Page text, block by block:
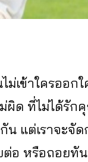
ไม่เข้าใครออ
ม่ผิด ที่ไม่ได้รั
แต่เราจะจั
ต่อ หรือถอยทั